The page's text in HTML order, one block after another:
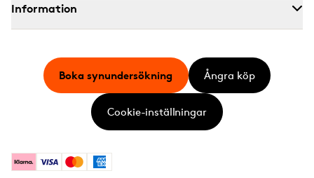
Information
KlarnaVisa MastercardAmerican Express
Boka synundersökning Ångra köp
Cookie-inställningar